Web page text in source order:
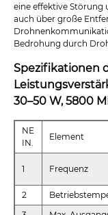
eine effektive Störung
auch über große
Bedrohung durch
Spezifikationen
30–50 W, 5800
NE
IN.
Element
1 Frequenz
2